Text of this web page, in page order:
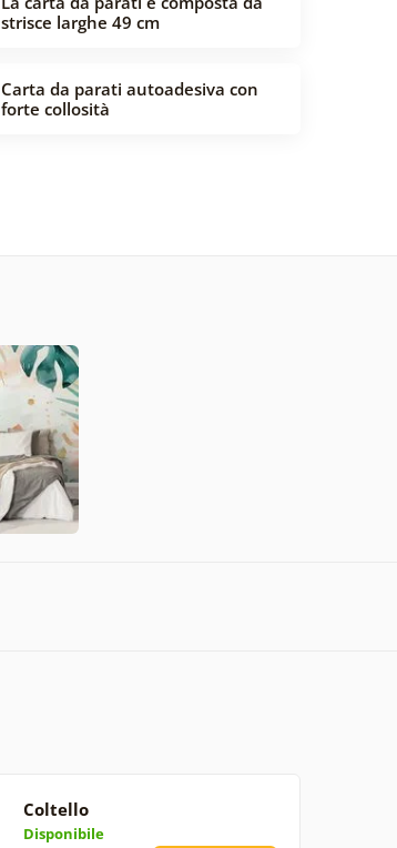
strisce larghe 49 cm
Carta da parati autoadesiva con
forte collosità
Coltello
Disponibile